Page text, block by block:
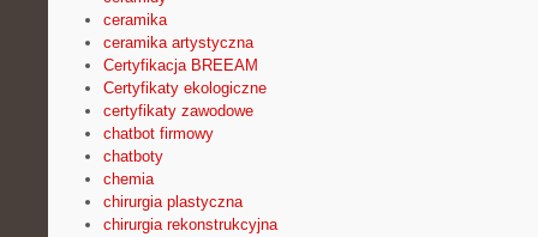
ceramika
ceramika artystyczna
Certyfikacja BREEAM
Certyfikaty ekologiczne
certyfikaty zawodowe
chatbot firmowy
chatboty
chemia
chirurgia plastyczna
chirurgia rekonstrukcyjna